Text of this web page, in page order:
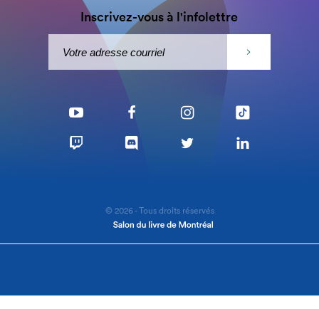
Inscrivez-vous à l'infolettre
© 2026 - Tous droits réservés